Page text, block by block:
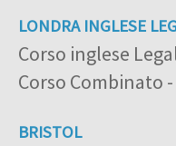
LONDRA INGLESE
Corso inglese
Corso Combinato
BRISTOL